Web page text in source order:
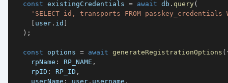
const existingCredentials = await db . query(
'SELECT id, transports FROM passkey_credentials
[ user . id ]
) ;
const options = await generateRegistrationOptions (
    rpName
: RP_NAME ,
    rpID
: RP_ID ,
    userName
: user . username ,